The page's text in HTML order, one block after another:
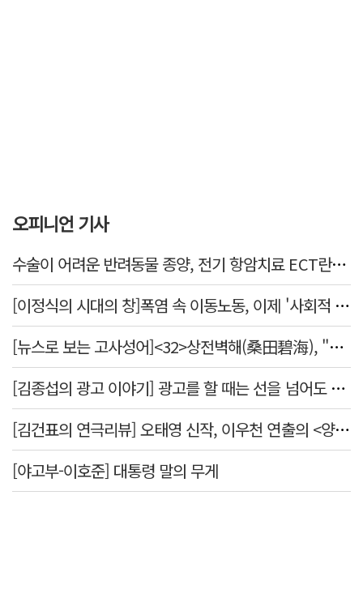
오피니언 기사
수술이 어려운 반려동물 종양, 전기 항암치료 ECT란? [반려동물 건강톡톡]
[이정식의 시대의 창]폭염 속 이동노동, 이제 '사회적 위험 관리'로 전환할 때
[뉴스로 보는 고사성어]<32>상전벽해(桑田碧海), "뽕나무밭이 푸른 바다가 되었다."
[김종섭의 광고 이야기] 광고를 할 때는 선을 넘어도 좋습니다.
[김건표의 연극리뷰] 오태영 신작, 이우천 연출의 <양은 양순하다>"국민을 온순한 양으로 길들이는 전체주의적 정치의 알레고리"
[야고부-이호준] 대통령 말의 무게